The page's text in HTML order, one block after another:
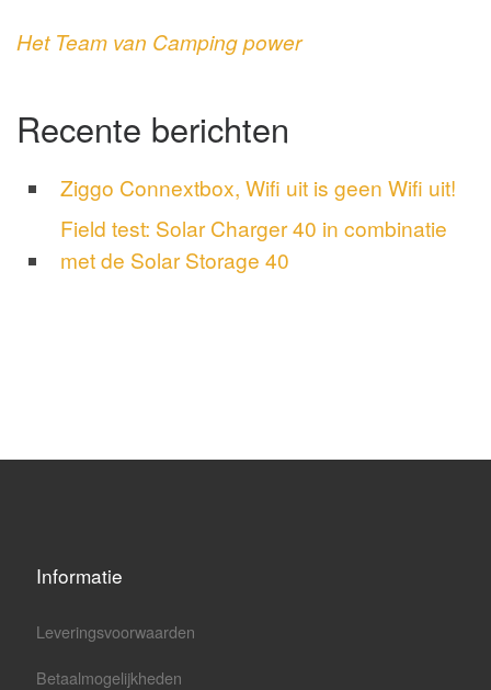
Het Team van Camping power
Recente berichten
Ziggo Connextbox, Wifi uit is geen Wifi uit!
Field test: Solar Charger 40 in combinatie
met de Solar Storage 40
Informatie
Leveringsvoorwaarden
Betaalmogelijkheden